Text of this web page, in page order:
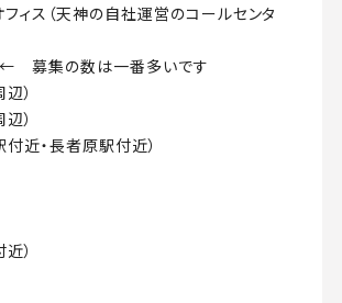
ィス（天神の自社運営のコールセンタ
募集の数は一番多いです
）
）
付近・長者原駅付近）
）